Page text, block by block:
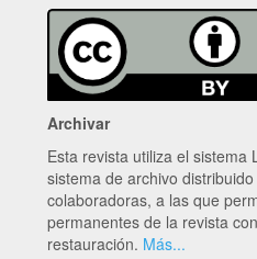
Archivar
Esta revista utiliza el sistema
sistema de archivo
colaboradoras, a las que
permanentes de la revista
restauración. Más...